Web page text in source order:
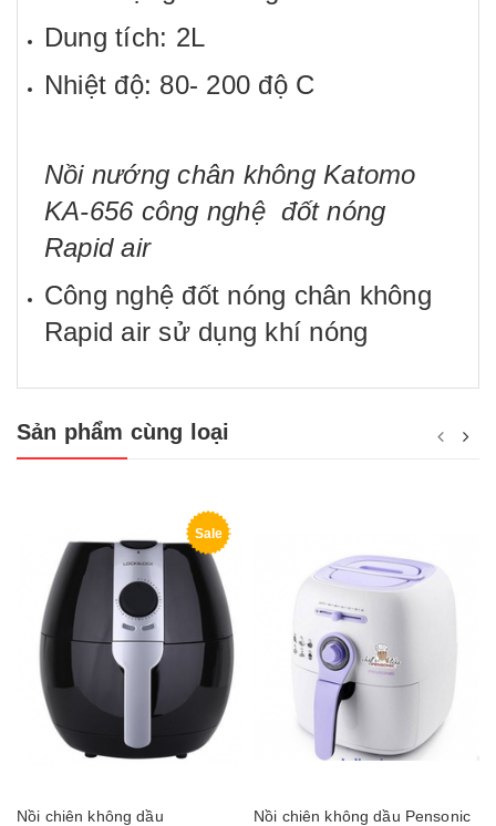
Dung tích: 2L
Nhiệt độ: 80- 200 độ C
Nồi nướng chân không Katomo
KA-656 công nghệ đốt nóng
Rapid air
Công nghệ đốt nóng chân không
Rapid air sử dụng khí nóng
Sản phẩm cùng loại
Sale
Nồi chiên không dầu
Nồi chiên không dầu Pensonic